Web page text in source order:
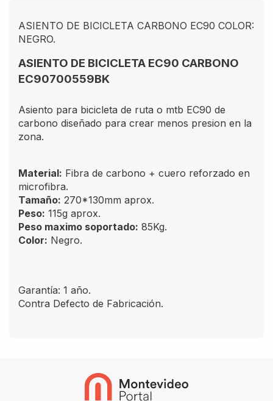
ASIENTO DE BICICLETA CARBONO EC90 COLOR:
NEGRO.
ASIENTO DE BICICLETA EC90 CARBONO
EC90700559BK
Asiento para bicicleta de ruta o mtb EC90 de
carbono diseñado para crear menos presion en la
zona.
Material: Fibra de carbono + cuero reforzado en
microfibra.
Tamaño: 270*130mm aprox.
Peso: 115g aprox.
Peso maximo soportado: 85Kg.
Color: Negro.
Garantía: 1 año.
Contra Defecto de Fabricación.